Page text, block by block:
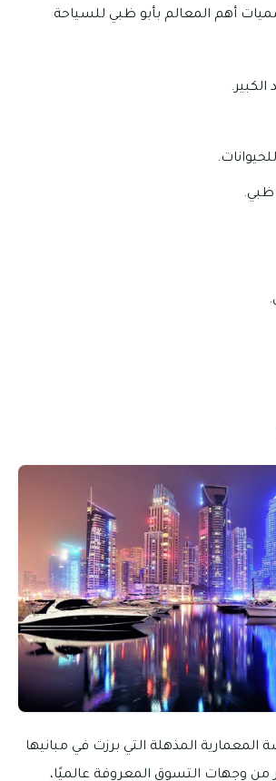
أهم المعالم بأبو ظبي للسياحة
ظبي.
المعمارية المذهلة التي برزت في مبانيها
من وجهات التسوق المعروفة عالميًا،